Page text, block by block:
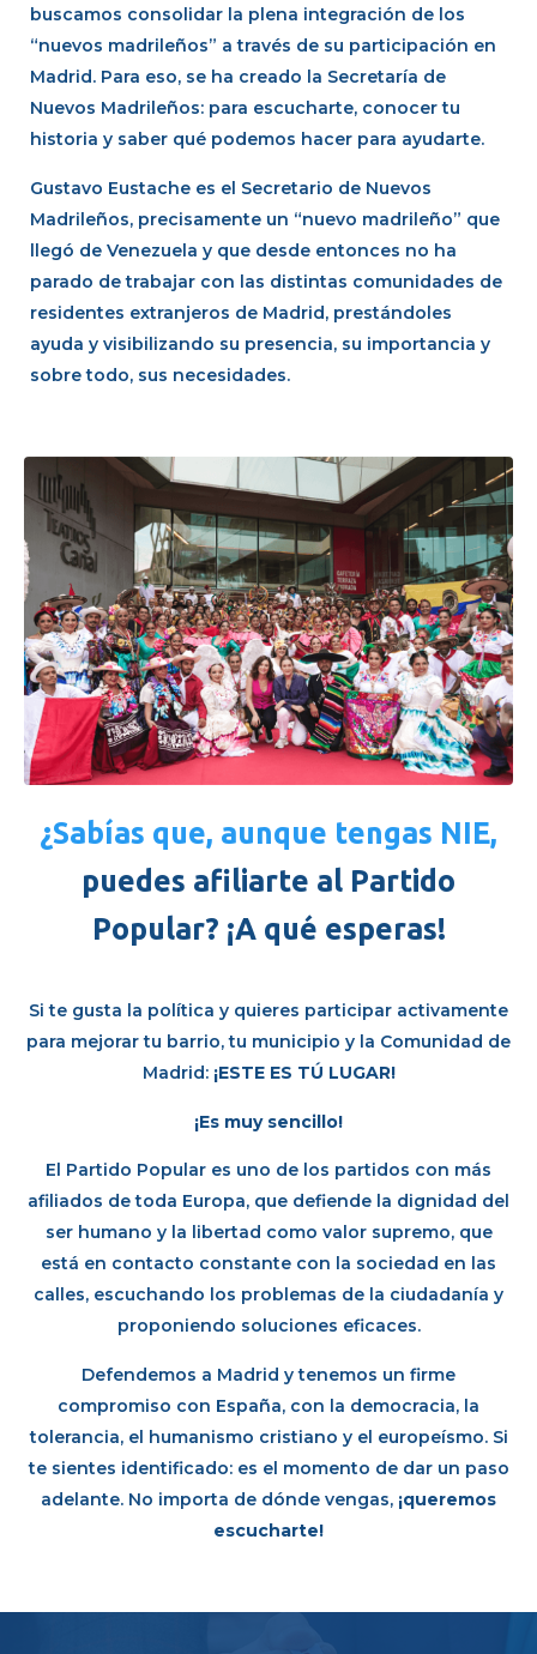
buscamos consolidar la plena integración de los
“nuevos madrileños” a través de su participación en
Madrid. Para eso, se ha creado la Secretaría de
Nuevos Madrileños: para escucharte, conocer tu
historia y saber qué podemos hacer para ayudarte.
Gustavo Eustache es el Secretario de Nuevos
Madrileños, precisamente un “nuevo madrileño” que
llegó de Venezuela y que desde entonces no ha
parado de trabajar con las distintas comunidades de
residentes extranjeros de Madrid, prestándoles
ayuda y visibilizando su presencia, su importancia y
sobre todo, sus necesidades.
¿Sabías que, aunque tengas NIE,
puedes afiliarte al Partido
Popular? ¡A qué esperas!
Si te gusta la política y quieres participar activamente
para mejorar tu barrio, tu municipio y la Comunidad de
Madrid:¡ESTE ES TÚ LUGAR!
¡Es muy sencillo!
El Partido Popular es uno de los partidos con más
afiliados de toda Europa, que defiende la dignidad del
ser humano y la libertad como valor supremo, que
está en contacto constante con la sociedad en las
calles, escuchando los problemas de la ciudadanía y
proponiendo soluciones eficaces.
Defendemos a Madrid y tenemos un firme
compromiso con España, con la democracia, la
tolerancia, el humanismo cristiano y el europeísmo. Si
te sientes identificado: es el momento de dar un paso
adelante. No importa de dónde vengas, ¡queremos
escucharte!